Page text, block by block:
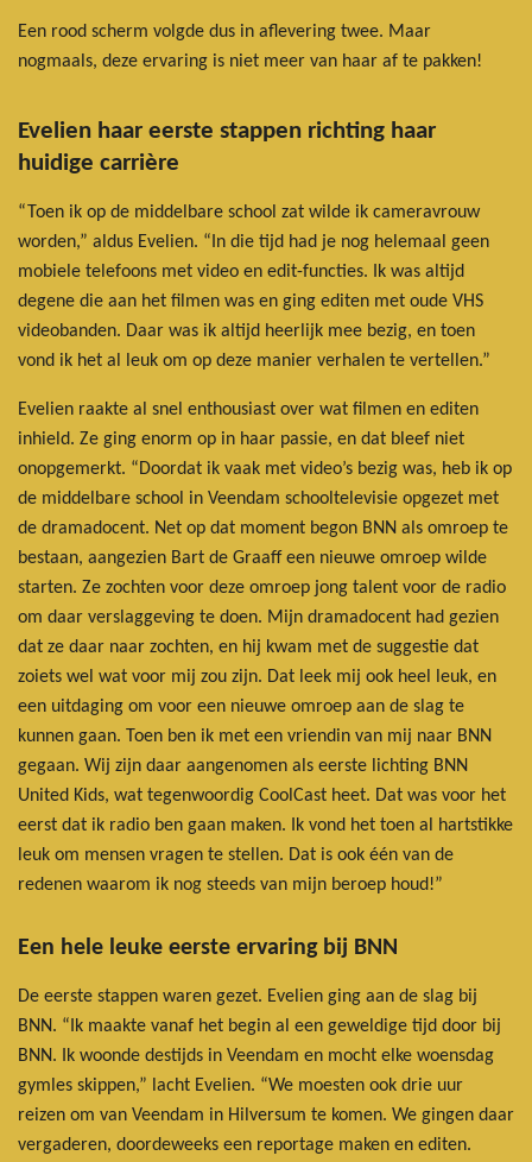
Een rood scherm volgde dus in aflevering twee. Maar
nogmaals, deze ervaring is niet meer van haar af te pakken!
Evelien haar eerste stappen richting haar
huidige carrière
“Toen ik op de middelbare school zat wilde ik cameravrouw
worden,” aldus Evelien. “In die tijd had je nog helemaal geen
mobiele telefoons met video en edit-functies. Ik was altijd
degene die aan het filmen was en ging editen met oude VHS
videobanden. Daar was ik altijd heerlijk mee bezig, en toen
vond ik het al leuk om op deze manier verhalen te vertellen.”
Evelien raakte al snel enthousiast over wat filmen en editen
inhield. Ze ging enorm op in haar passie, en dat bleef niet
onopgemerkt. “Doordat ik vaak met video’s bezig was, heb ik op
de middelbare school in Veendam schooltelevisie opgezet met
de dramadocent. Net op dat moment begon BNN als omroep te
bestaan, aangezien Bart de Graaff een nieuwe omroep wilde
starten. Ze zochten voor deze omroep jong talent voor de radio
om daar verslaggeving te doen. Mijn dramadocent had gezien
dat ze daar naar zochten, en hij kwam met de suggestie dat
zoiets wel wat voor mij zou zijn. Dat leek mij ook heel leuk, en
een uitdaging om voor een nieuwe omroep aan de slag te
kunnen gaan. Toen ben ik met een vriendin van mij naar BNN
gegaan. Wij zijn daar aangenomen als eerste lichting BNN
United Kids, wat tegenwoordig CoolCast heet. Dat was voor het
eerst dat ik radio ben gaan maken. Ik vond het toen al hartstikke
leuk om mensen vragen te stellen. Dat is ook één van de
redenen waarom ik nog steeds van mijn beroep houd!”
Een hele leuke eerste ervaring bij BNN
De eerste stappen waren gezet. Evelien ging aan de slag bij
BNN. “Ik maakte vanaf het begin al een geweldige tijd door bij
BNN. Ik woonde destijds in Veendam en mocht elke woensdag
gymles skippen,” lacht Evelien. “We moesten ook drie uur
reizen om van Veendam in Hilversum te komen. We gingen daar
vergaderen, doordeweeks een reportage maken en editen.